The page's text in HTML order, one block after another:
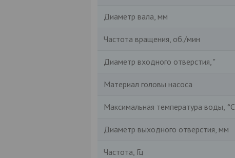
Диаметр вала, мм
Частота вращения, об./мин
Диаметр входного отверстия, "
Материал головы насоса
Максимальная температура воды, °C
Диаметр выходного отверстия, мм
Частота, Гц